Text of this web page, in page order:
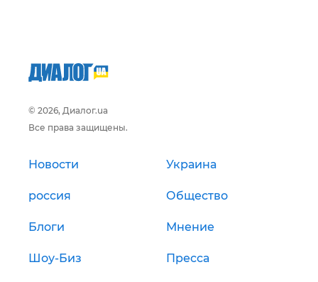
© 2026, Диалог.ua
Все права защищены.
Новости Украина
россия Общество
Блоги Мнение
Шоу-Биз Пресса